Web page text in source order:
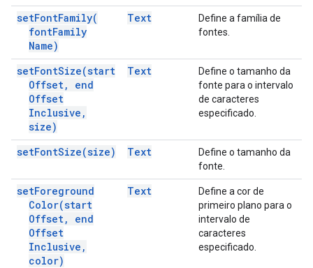
setFontFamily(
fontFamily
Name)
Text
Define a família de
fontes.
setFontSize(start
Offset,
end
Offset
Inclusive ,
size)
Text
Define o tamanho da
fonte para o intervalo
de caracteres
especificado.
setFontSize(size) Text
Define o tamanho da
fonte.
setForeground
Color(start
Offset,
end
Offset
Inclusive ,
color)
Text
Define a cor de
primeiro plano para o
intervalo de
caracteres
especificado.